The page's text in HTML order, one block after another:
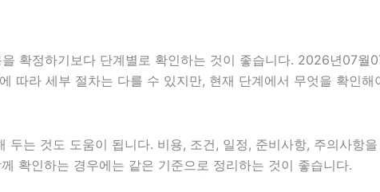
확정하기보다 단계별로 확인하는 것이 좋습니다. 2026년07
따라 세부 절차는 다를 수 있지만, 현재 단계에서 무엇을 확인
는 것도 도움이 됩니다. 비용, 조건, 일정, 준비사항, 주의사항
확인하는 경우에는 같은 기준으로 정리하는 것이 좋습니다.